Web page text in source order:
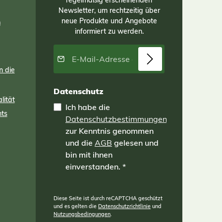
2
ist
die
Newsletter, um rechtzeitig über
neue Produkte und Angebote
informiert zu werden.
E-Mail-Adresse*
Datenschutz
Ich habe die
Datenschutzbestimmungen
zur Kenntnis genommen
und die AGB gelesen und
bin mit ihnen
einverstanden. *
Diese Seite ist durch reCAPTCHA geschützt
und es gelten die Datenschutzrichtlinie und
Nutzungsbedingungen.